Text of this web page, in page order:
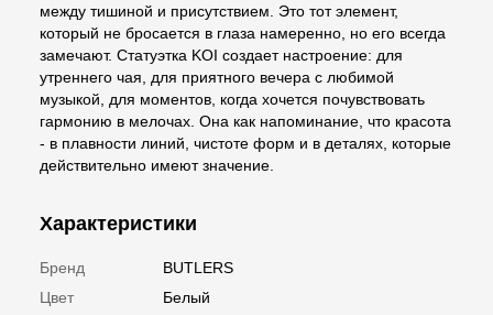
между тишиной и присутствием. Это тот элемент,
который не бросается в глаза намеренно, но его всегда
замечают. Статуэтка KOI создает настроение: для
утреннего чая, для приятного вечера с любимой
музыкой, для моментов, когда хочется почувствовать
гармонию в мелочах. Она как напоминание, что красота
- в плавности линий, чистоте форм и в деталях, которые
действительно имеют значение.
Характеристики
Бренд
BUTLERS
Цвет
Белый